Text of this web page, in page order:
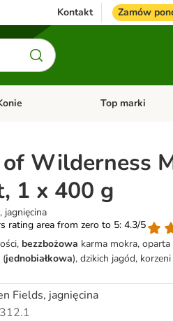
Kontakt Zamów
menu kategorii: PtakiOtwórz menu
Top marki
Wilderness
1 x 400 g
jagnięcina
rating area from zero to 5: 4.3/5
bezzbożowa karma mokra,
(jednobiałkowa), dzikich jagód, korzeni
Fields, jagnięcina